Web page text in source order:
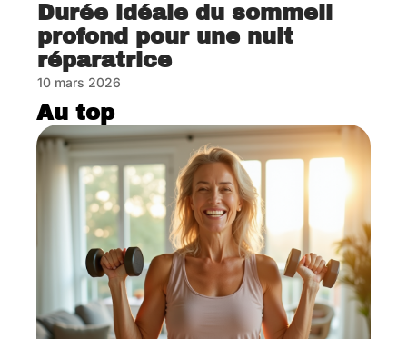
Durée idéale du sommeil
profond pour une nuit
réparatrice
10 mars 2026
Au top